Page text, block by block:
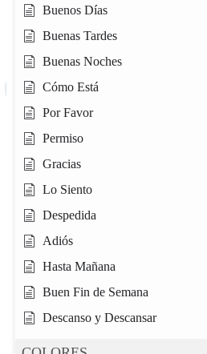
Buenos Días
Buenas Tardes
Buenas Noches
Cómo Está
Por Favor
Permiso
Gracias
Lo Siento
Despedida
Adiós
Hasta Mañana
Buen Fin de Semana
Descanso y Descansar